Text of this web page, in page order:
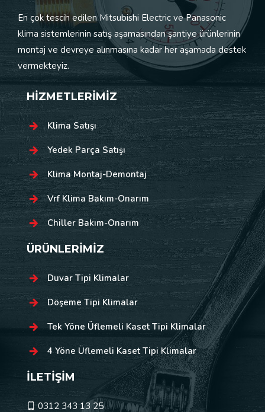
En çok tescih edilen Mitsubishi Electric ve Panasonic
klima sistemlerinin satış aşamasından şantiye ürünlerinin
montaj ve devreye alınmasına kadar her aşamada destek
vermekteyiz.
HİZMETLERİMİZ
Klima Satışı
Yedek Parça Satışı
Klima Montaj-Demontaj
Vrf Klima Bakım-Onarım
Chiller Bakım-Onarım
ÜRÜNLERİMİZ
Duvar Tipi Klimalar
Döşeme Tipi Klimalar
Tek Yöne Üflemeli Kaset Tipi Klimalar
4 Yöne Üflemeli Kaset Tipi Klimalar
İLETİŞİM
0312 343 13 25